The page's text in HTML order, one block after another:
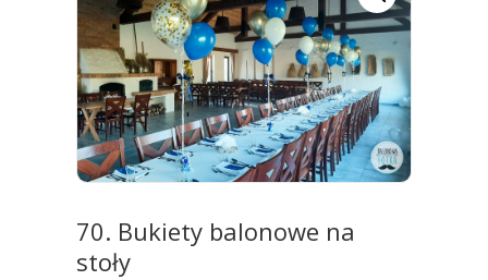
70. Bukiety balonowe na
stoły